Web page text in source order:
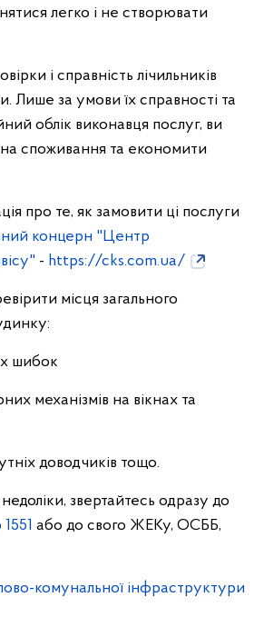
легко і не створювати
і справність лічильників
Лише за умови їх справності та
облік виконавця послуг, ви
споживання та економити
про те, як замовити ці послуги
концерн "Центр
- https://cks.com.ua/
місця загального
шибок
механізмів на вікнах та
доводчиків тощо.
звертайтесь одразу до
або до свого ЖЕКу, ОСББ,
комунальної інфраструктури